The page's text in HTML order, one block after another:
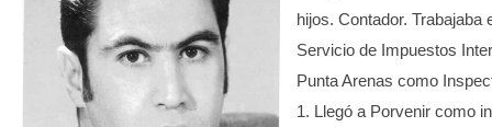
hijos. Contador. Trabajaba
Servicio de Impuestos
Punta Arenas como
1. Llegó a Porvenir como